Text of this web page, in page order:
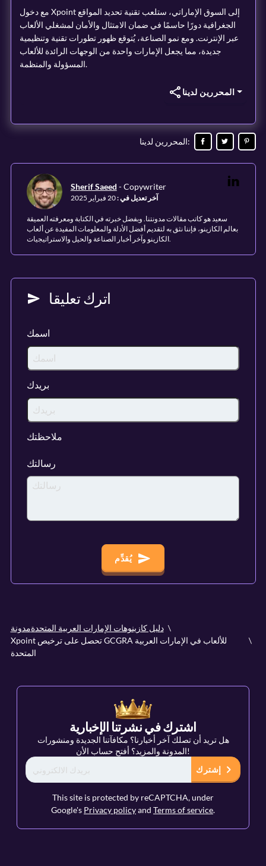
مع دخول Xpoint إلى السوق الإماراتي، ستلعب تقنية تحديد المواقع
الجغرافية دورًا حاسمًا في ضمان الامتثال والأمان لمشغلي الألعاب
عبر الإنترنت. ومع نمو الصناعة، يُتوقع ظهور تطورات تقنية وتنظيمية
جديدة، مما يجعل الإمارات واحدة من الوجهات الرائدة للألعاب
المسؤولة والمنظمة.
المحررين لدينا
المحررين لدينا:
Sherif Saeed -Copywriter
آخر تعديل في:20 فبراير 2025
سعيد هو كاتب مقالات مدونتنا. وبفضل خبرته في الكتابة ومعرفته العميقة
بعالم الكازينو، فإننا نثق به لتقديم أفضل الأدلة والمعلومات المفيدة عن ألعاب
الكازينو وآخر أخبار الصناعة والحيل والاستراتيجيات.
اترك تعليقا
اسمك
بريدك
ملاحظتك
رسالتك
يُقدِّم
مدونةدليل كازينوهات الإمارات العربية المتحدة
Xpoint تحصل على ترخيص GCGRA للألعاب في الإمارات العربية
المتحدة
اشترك في نشرتنا الإخبارية
هل تريد أن تصلك آخر أخبارنا؟ مكافآتنا الجديدة ومنشورات
المدونة والمزيد؟ أفتح حساب الأن!
إشترك
This site is protected by reCAPTCHA, under
Google's Privacy policyand Terms of service.